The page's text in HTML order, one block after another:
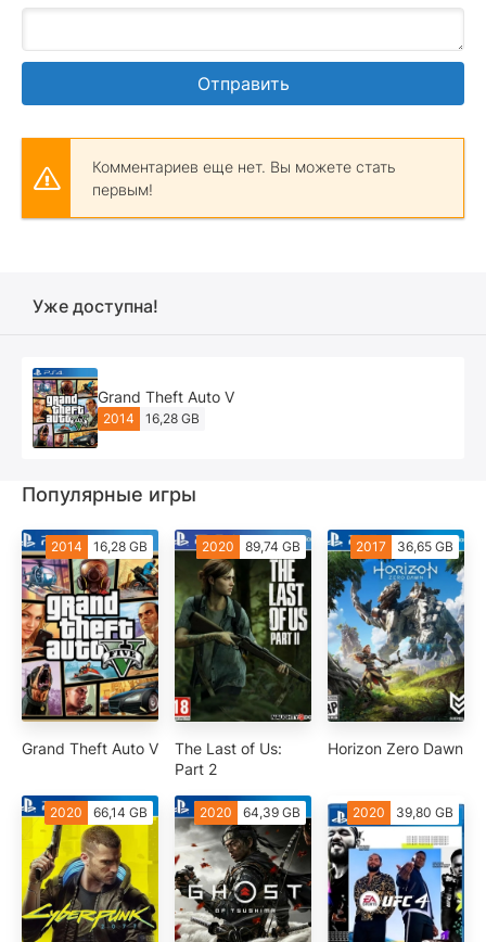
Отправить
Комментариев еще нет. Вы можете стать
первым!
Уже доступна!
Grand Theft Auto V
2014 16,28 GB
Популярные игры
2014 16,28 GB
Grand Theft Auto V
2020 89,74 GB
The Last of Us:
Part 2
2017 36,65 GB
Horizon Zero Dawn
2020 66,14 GB 2020 64,39 GB 2020 39,80 GB